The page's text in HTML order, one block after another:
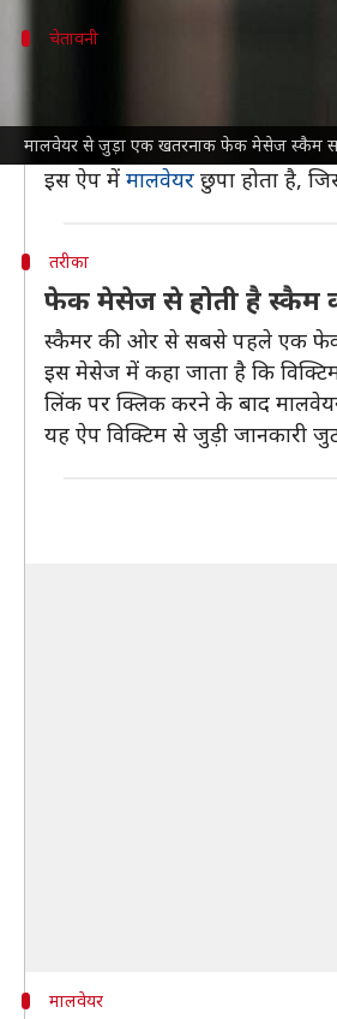
मालवेयर से जुड़ा एक खतरनाक फेक मेसेज स्कैम
चेतावनी
रिसर्चर्स ने दी मालवेयर
रिसर्चर्स ने एंड्रॉयड
स्कैमर्स इस मेसेज में एक URL भी
इस ऐप में मालवेयर छुपा होता है,
तरीका
फेक मेसेज से होती है
स्कैमर की ओर से सबसे पहले एक फेक
इस मेसेज में कहा जाता है कि
लिंक पर क्लिक करने के बाद
यह ऐप विक्टिम से जुड़ी जानकारी
मालवेयर